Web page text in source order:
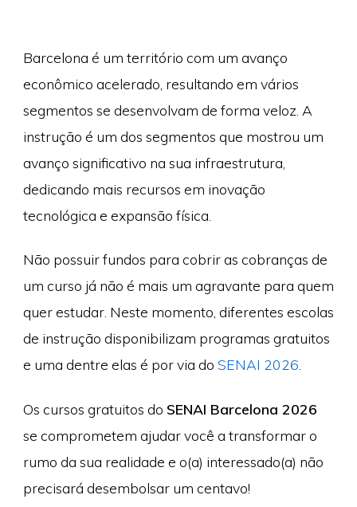
Barcelona é um território com um avanço
econômico acelerado, resultando em vários
segmentos se desenvolvam de forma veloz. A
instrução é um dos segmentos que mostrou um
avanço significativo na sua infraestrutura,
dedicando mais recursos em inovação
tecnológica e expansão física.
Não possuir fundos para cobrir as cobranças de
um curso já não é mais um agravante para quem
quer estudar. Neste momento, diferentes escolas
de instrução disponibilizam programas gratuitos
e uma dentre elas é por via do SENAI 2026
Os cursos gratuitos do SENAI Barcelona 2026
se comprometem ajudar você a transformar o
rumo da sua realidade e o(a) interessado(a) não
precisará desembolsar um centavo!